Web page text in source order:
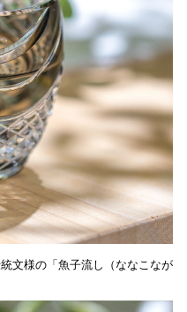
文様の「魚子流し（ななこなが